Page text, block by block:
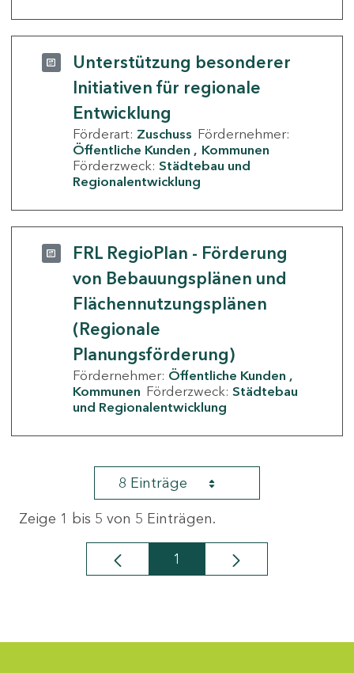
Unterstützung besonderer
Initiativen für regionale
Entwicklung
Förderart: Zuschuss Fördernehmer:
Öffentliche Kunden
Kommunen
Förderzweck: Städtebau und
Regionalentwicklung
FRL RegioPlan - Förderung
von Bebauungsplänen und
Flächennutzungsplänen
(Regionale
Planungsförderung)
Fördernehmer: Öffentliche Kunden
Kommunen Förderzweck: Städtebau
und Regionalentwicklung
8 Einträge
Zeige 1 bis 5 von 5 Einträgen.
Seite
1